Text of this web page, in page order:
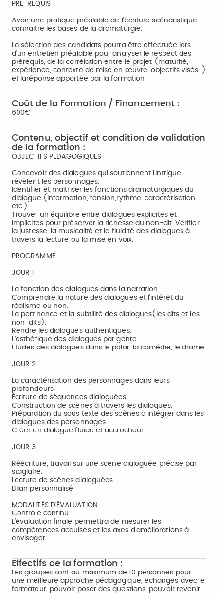
PRÉ-REQUIS
Avoir une pratique préalable de l’écriture scénaristique,
connaitre les bases de la dramaturgie.
La sélection des candidats pourra être effectuée lors
d'un entretien préalable pour analyser le respect des
prérequis, de la corrélation entre le projet (maturité,
expérience, contexte de mise en œuvre, objectifs visés…)
et laréponse apportée par la formation
Coût de la Formation / Financement :
600€
Contenu, objectif et condition de validation
de la formation :
OBJECTIFS PÉDAGOGIQUES
Concevoir des dialogues qui soutiennent l’intrigue,
révèlent les personnages.
Identifier et maîtriser les fonctions dramaturgiques du
dialogue (information, tension,rythme, caractérisation,
etc.).
Trouver un équilibre entre dialogues explicites et
implicites pour préserver la richesse du non-dit. Vérifier
la justesse, la musicalité et la fluidité des dialogues à
travers la lecture ou la mise en voix.
PROGRAMME
JOUR 1
La fonction des dialogues dans la narration.
Comprendre la nature des dialogues et l’intérêt du
réalisme ou non.
La pertinence et la subtilité des dialogues(les dits et les
non-dits).
Rendre les dialogues authentiques.
L’esthétique des dialogues par genre.
Études des dialogues dans le polar, la comédie, le drame
JOUR 2
La caractérisation des personnages dans leurs
profondeurs.
Écriture de séquences dialoguées.
Construction de scènes à travers les dialogues.
Préparation du sous texte des scènes à intégrer dans les
dialogues des personnages.
Créer un dialogue fluide et accrocheur
JOUR 3
Réécriture, travail sur une scène dialoguée précise par
stagiaire.
Lecture de scènes dialoguées.
Bilan personnalisé
MODALITÉS D'ÉVALUATION
Contrôle continu
L’évaluation finale permettra de mesurer les
compétences acquises et les axes d’améliorations à
envisager.
Effectifs de la formation :
Les groupes sont au maximum de 10 personnes pour
une meilleure approche pédagogique, échanges avec le
formateur, pouvoir poser des questions, pouvoir revenir